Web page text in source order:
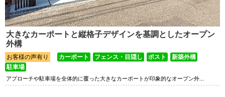
大きなカーポートと縦格子デザインを基調としたオープン
外構
お客様の声有り カーポート フェンス・目隠し ポスト
新築外構
駐車場
アプローチや駐車場を全体的に覆った大きなカーポートが印象的なオープン外...